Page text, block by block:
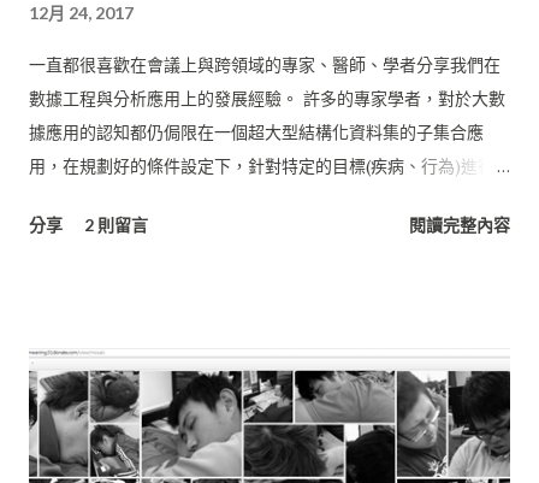
12月 24, 2017
一直都很喜歡在會議上與跨領域的專家、醫師、學者分享我們在
數據工程與分析應用上的發展經驗。 許多的專家學者，對於大數
據應用的認知都仍侷限在一個超大型結構化資料集的子集合應
用，在規劃好的條件設定下，針對特定的目標(疾病、行為)進行
構處理的小型資料集。 這樣的半手工處理方式，對於專一
的延宕更是麻煩。這些還不包含
分享 2 則留言 閱讀完整內容